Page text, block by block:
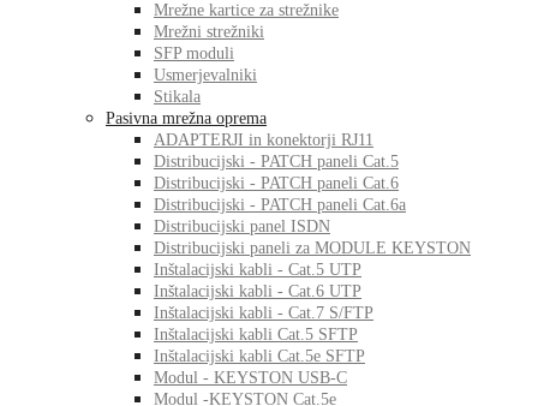
Mrežne kartice za strežnike
Mrežni strežniki
SFP moduli
Usmerjevalniki
Stikala
Pasivna mrežna oprema
ADAPTERJI in konektorji RJ11
Distribucijski - PATCH paneli Cat.5
Distribucijski - PATCH paneli Cat.6
Distribucijski - PATCH paneli Cat.6a
Distribucijski panel ISDN
Distribucijski paneli za MODULE KEYSTON
Inštalacijski kabli - Cat.5 UTP
Inštalacijski kabli - Cat.6 UTP
Inštalacijski kabli - Cat.7 S/FTP
Inštalacijski kabli Cat.5 SFTP
Inštalacijski kabli Cat.5e SFTP
Modul - KEYSTON USB-C
Modul -KEYSTON Cat.5e